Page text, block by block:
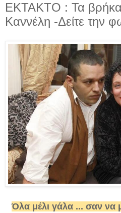
ΕΚΤΑΚΤΟ : Τα
Καννέλη -Δείτε την
Όλα μέλι γάλα ... σαν να